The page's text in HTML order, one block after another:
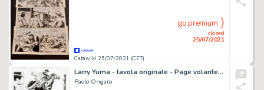
Catawiki 25/07/2021 (CET)
closed
25/07/2021
go premium
Larry Yuma - tavola originale - Page volante - EO - (1991)
Paolo Ongaro